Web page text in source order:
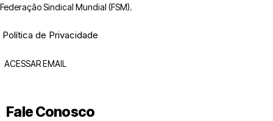
Federação Sindical Mundial (FSM).
Política de Privacidade
ACESSAR EMAIL
Fale Conosco